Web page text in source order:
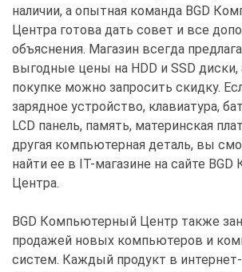
наличии, а опытная команда BGD
Центра готова дать совет и все
объяснения. Магазин всегда
выгодные цены на HDD и SSD диски,
покупке можно запросить скидку.
зарядное устройство, клавиатура,
LCD панель, память, материнская
другая компьютерная деталь, вы
найти ее в IT-магазине на сайте
Центра.
BGD Компьютерный Центр также
продажей новых компьютеров и
систем. Каждый продукт в интернет-